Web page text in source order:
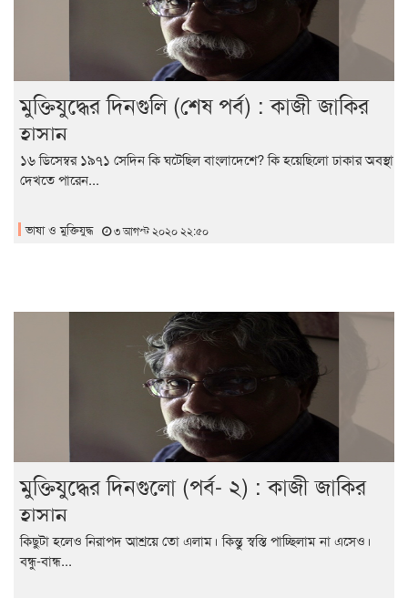
মুক্তিযুদ্ধের দিনগুলি (শেষ পর্ব) : কাজী জাকির
হাসান
১৬ ডিসেম্বর ১৯৭১ সেদিন কি ঘটেছিল বাংলাদেশে? কি হয়েছিলো ঢাকার অবস্থা
দেখতে পারেন...
ভাষা ও মুক্তিযুদ্ধ ৩ আগস্ট ২০২০ ২২:৫০
মুক্তিযুদ্ধের দিনগুলো (পর্ব- ২) : কাজী জাকির
হাসান
কিছুটা হলেও নিরাপদ আশ্রয়ে তো এলাম। কিন্তু স্বস্তি পাচ্ছিলাম না এসেও।
বন্ধু-বান্ধ...